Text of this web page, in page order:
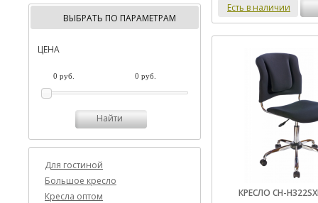
ВЫБРАТЬ ПО ПАРАМЕТРАМ
ЦЕНА
Найти
Для гостиной
Большое кресло
Кресла оптом
Есть в наличии
КРЕСЛО CH-